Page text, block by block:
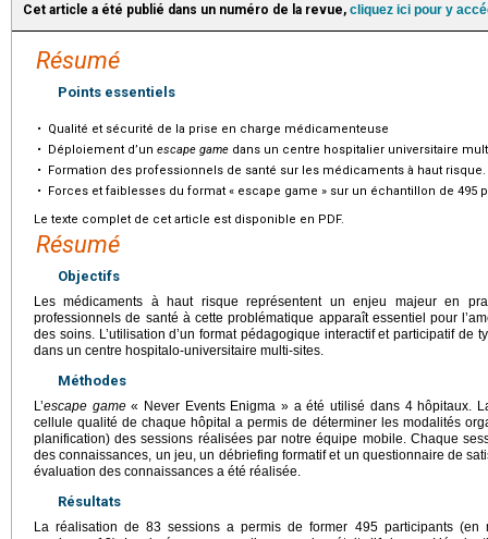
Cet article a été publié dans un numéro de la revue, cliquez ici pour y
Résumé
Points essentiels
•
Qualité et sécurité de la prise en charge médicamenteuse
•
Déploiement d’un escape game dans un centre hospitalier universitaire
•
Formation des professionnels de santé sur les médicaments à haut risque.
•
Forces et faiblesses du format « escape game » sur un échantillon de 495
Le texte complet de cet article est disponible en PDF.
Résumé
Objectifs
Les médicaments à haut risque représentent un enjeu majeur en
professionnels de santé à cette problématique apparaît essentiel pour
des soins. L’utilisation d’un format pédagogique interactif et participatif de
dans un centre hospitalo-universitaire multi-sites.
Méthodes
L’escape game« Never Events Enigma » a été utilisé dans 4 hôpitaux.
cellule qualité de chaque hôpital a permis de déterminer les modalités
planification) des sessions réalisées par notre équipe mobile. Chaque
des connaissances, un jeu, un débriefing formatif et un questionnaire de
évaluation des connaissances a été réalisée.
Résultats
La réalisation de 83 sessions a permis de former 495 participants